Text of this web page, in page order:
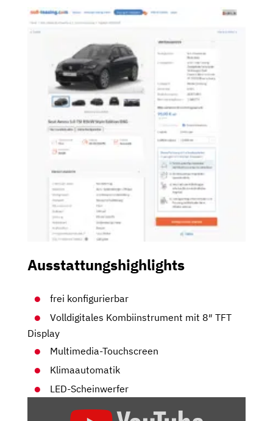
Ausstattungshighlights
frei konfigurierbar
Volldigitales Kombiinstrument mit 8″ TFT
Display
Multimedia-Touchscreen
Klimaautomatik
LED-Scheinwerfer